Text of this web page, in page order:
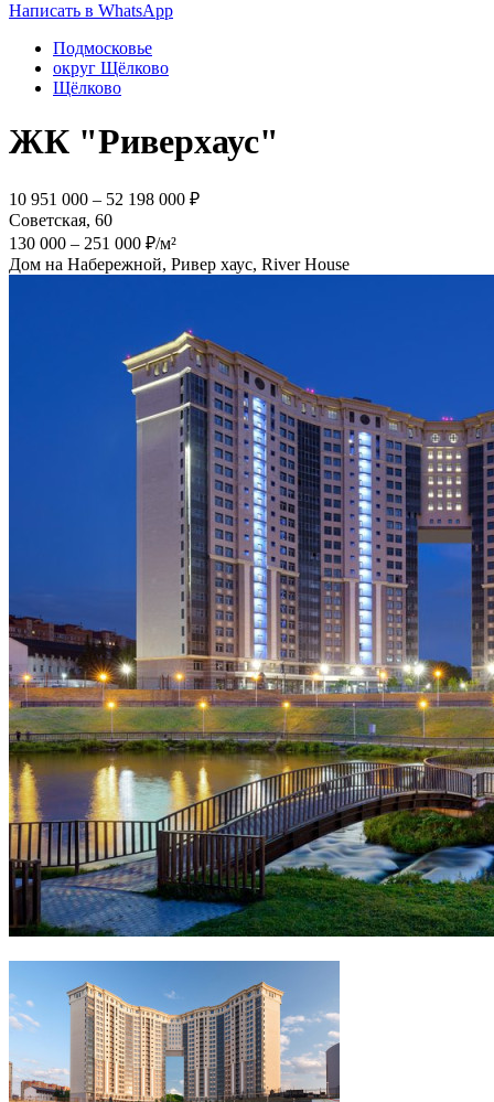
Написать в WhatsApp
Подмосковье
округ Щёлково
Щёлково
ЖК "Риверхаус"
10 951 000 – 52 198 000 ₽
Советская, 60
130 000 – 251 000 ₽/м²
Дом на Набережной, Ривер хаус, River House